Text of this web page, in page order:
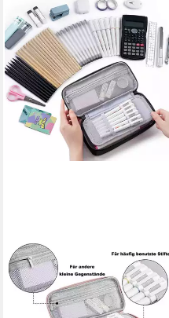
CACHITO
Schreibgeräteetui Stifteetui
Großes Fassungsvermögen
Stifteetui Schreibwarenetui,